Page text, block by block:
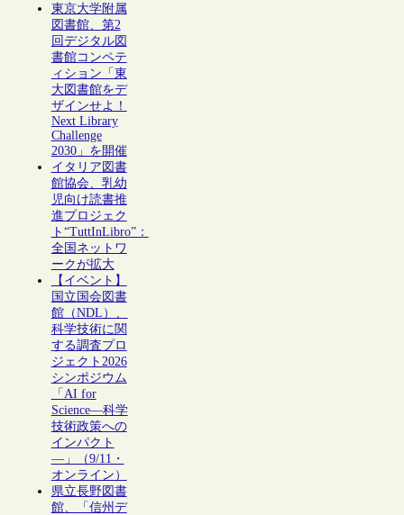
東京大学附属
図書館、第2
回デジタル図
書館コンペテ
ィション「東
大図書館をデ
ザインせよ！
Next Library
Challenge
2030」を開催
イタリア図書
館協会、乳幼
児向け読書推
進プロジェク
ト“TuttInLibro”：
全国ネットワ
ークが拡大
【イベント】
国立国会図書
館（NDL）、
科学技術に関
する調査プロ
ジェクト2026
シンポジウム
「AI for
Science―科学
技術政策への
インパクト
―」（9/11・
オンライン）
県立長野図書
館、「信州デ